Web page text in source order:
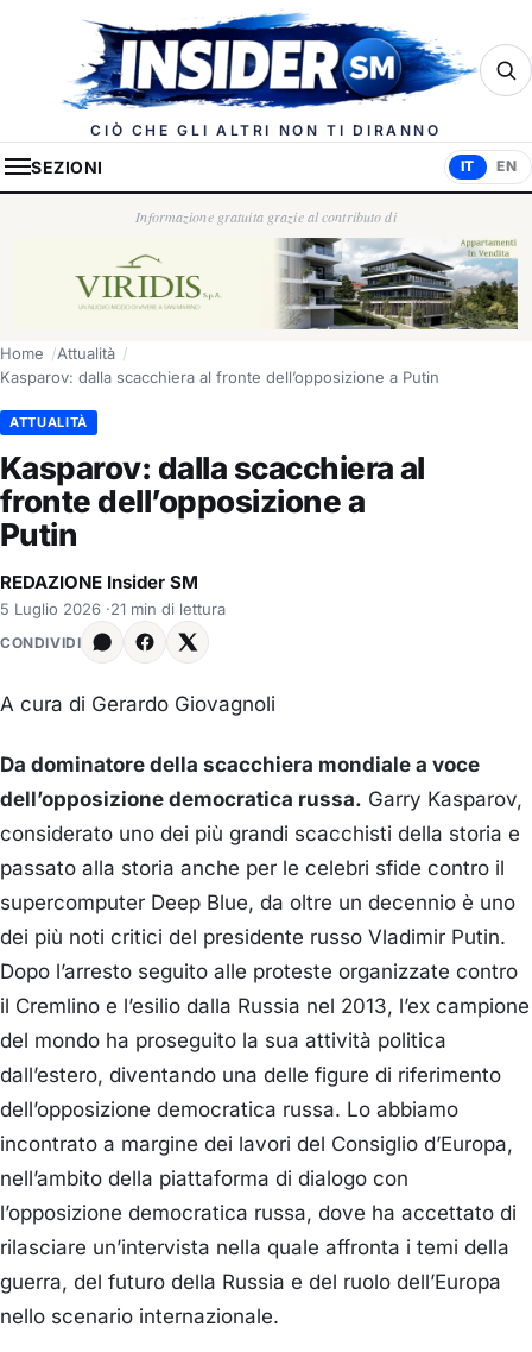
Insider.sm
CIÒ CHE GLI ALTRI NON TI DIRANNO
SEZIONI IT EN
Informazione gratuita grazie al contributo di
Home
Attualità
Kasparov: dalla scacchiera al fronte dell’opposizione a Putin
ATTUALITÀ
Kasparov: dalla scacchiera al
fronte dell’opposizione a
Putin
REDAZIONE Insider SM
5 Luglio 2026 ·21 min di lettura
CONDIVIDI
A cura di Gerardo Giovagnoli
Da dominatore della scacchiera mondiale a voce
dell’opposizione democratica russa. Garry Kasparov,
considerato uno dei più grandi scacchisti della storia e
passato alla storia anche per le celebri sfide contro il
supercomputer Deep Blue, da oltre un decennio è uno
dei più noti critici del presidente russo Vladimir Putin.
Dopo l’arresto seguito alle proteste organizzate contro
il Cremlino e l’esilio dalla Russia nel 2013, l’ex campione
del mondo ha proseguito la sua attività politica
dall’estero, diventando una delle figure di riferimento
dell’opposizione democratica russa. Lo abbiamo
incontrato a margine dei lavori del Consiglio d’Europa,
nell’ambito della piattaforma di dialogo con
l’opposizione democratica russa, dove ha accettato di
rilasciare un’intervista nella quale affronta i temi della
guerra, del futuro della Russia e del ruolo dell’Europa
nello scenario internazionale.